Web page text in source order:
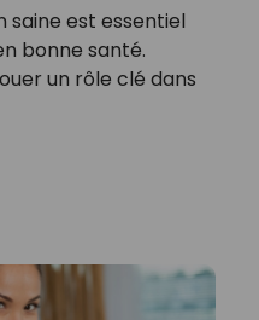
est essentiel
bonne santé.
un rôle clé dans